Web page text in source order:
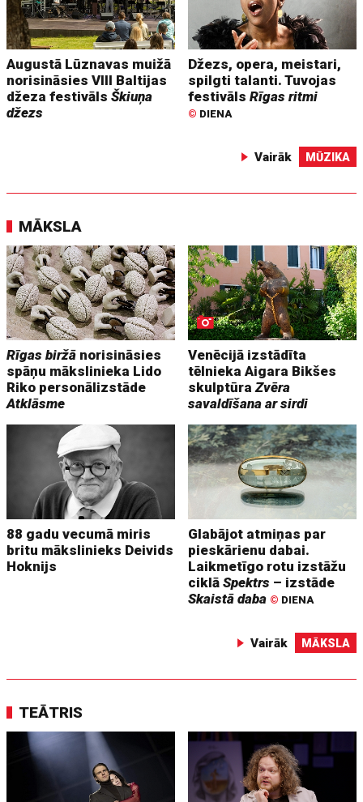
Augustā Lūznavas muižā
norisināsies VIII Baltijas
džeza festivālsŠkiuņa
džezs
Džezs, opera, meistari,
spilgti talanti. Tuvojas
festivālsRīgas ritmi
© DIENA
Vairāk MŪZIKA
MĀKSLA
Rīgas biržā norisināsies
spāņu mākslinieka Lido
Riko personālizstāde
Atklāsme
Venēcijā izstādīta
tēlnieka Aigara Bikšes
skulptūraZvēra
savaldīšana ar sirdi
88 gadu vecumā miris
britu mākslinieks Deivids
Hoknijs
Glabājot atmiņas par
pieskārienu dabai.
Laikmetīgo rotu izstāžu
ciklāSpektrs – izstāde
Skaistā daba © DIENA
Vairāk MĀKSLA
TEĀTRIS